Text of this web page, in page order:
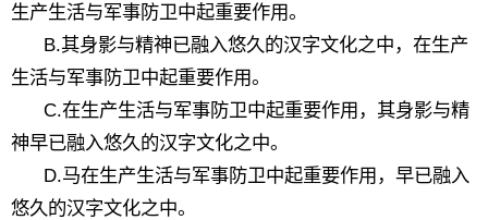
生产生活与军事防卫中起重要作用。
B.其身影与精神已融入悠久的汉字文化之中，在生产
生活与军事防卫中起重要作用。
C.在生产生活与军事防卫中起重要作用，其身影与精
神早已融入悠久的汉字文化之中。
D.马在生产生活与军事防卫中起重要作用，早已融入
悠久的汉字文化之中。